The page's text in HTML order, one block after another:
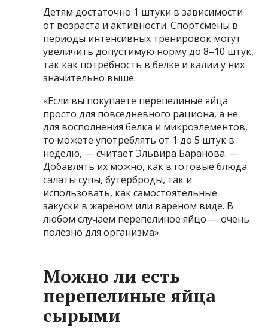
Детям достаточно 1 штуки в зависимости
от возраста и активности. Спортсмены в
периоды интенсивных тренировок могут
увеличить допустимую норму до 8–10 штук,
так как потребность в белке и калии у них
значительно выше.
«Если вы покупаете перепелиные яйца
просто для повседневного рациона, а не
для восполнения белка и микроэлементов,
то можете употреблять от 1 до 5 штук в
неделю, — считает Эльвира Баранова. —
Добавлять их можно, как в готовые блюда:
салаты супы, бутерброды, так и
использовать, как самостоятельные
закуски в жареном или вареном виде. В
любом случаем перепелиное яйцо — очень
полезно для организма».
Можно ли есть
перепелиные яйца
сырыми